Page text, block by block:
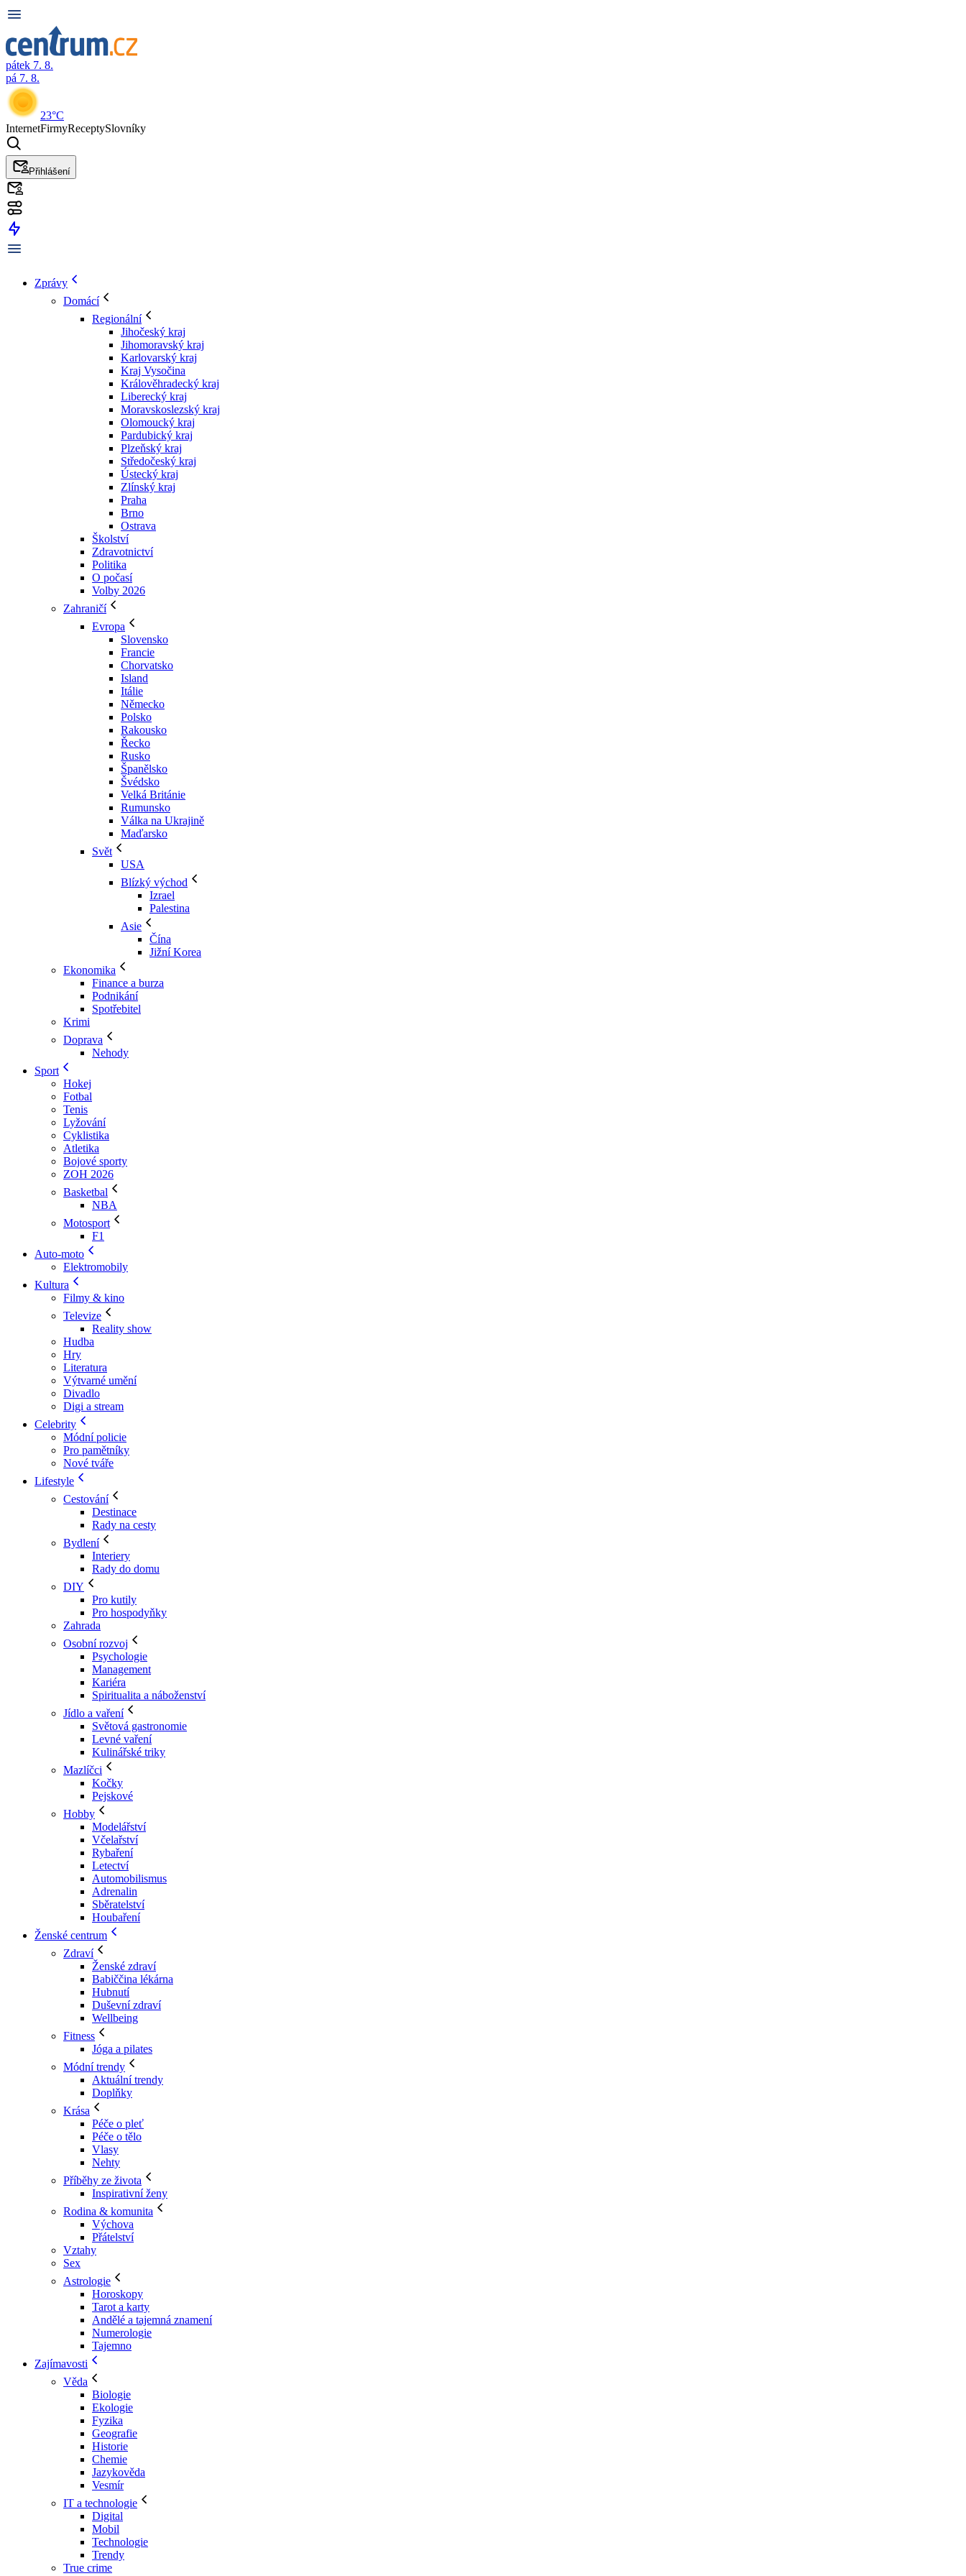
pátek 7. 8.
pá 7. 8.
23°C
InternetFirmyReceptySlovníky
Přihlášení
Zprávy
Domácí
Regionální
Jihočeský kraj
Jihomoravský kraj
Karlovarský kraj
Kraj Vysočina
Králověhradecký kraj
Liberecký kraj
Moravskoslezský kraj
Olomoucký kraj
Pardubický kraj
Plzeňský kraj
Středočeský kraj
Ústecký kraj
Zlínský kraj
Praha
Brno
Ostrava
Školství
Zdravotnictví
Politika
O počasí
Volby 2026
Zahraničí
Evropa
Slovensko
Francie
Chorvatsko
Island
Itálie
Německo
Polsko
Rakousko
Řecko
Rusko
Španělsko
Švédsko
Velká Británie
Rumunsko
Válka na Ukrajině
Maďarsko
Svět
USA
Blízký východ
Izrael
Palestina
Asie
Čína
Jižní Korea
Ekonomika
Finance a burza
Podnikání
Spotřebitel
Krimi
Doprava
Nehody
Sport
Hokej
Fotbal
Tenis
Lyžování
Cyklistika
Atletika
Bojové sporty
ZOH 2026
Basketbal
NBA
Motosport
F1
Auto-moto
Elektromobily
Kultura
Filmy & kino
Televize
Reality show
Hudba
Hry
Literatura
Výtvarné umění
Divadlo
Digi a stream
Celebrity
Módní policie
Pro pamětníky
Nové tváře
Lifestyle
Cestování
Destinace
Rady na cesty
Bydlení
Interiery
Rady do domu
DIY
Pro kutily
Pro hospodyňky
Zahrada
Osobní rozvoj
Psychologie
Management
Kariéra
Spiritualita a náboženství
Jídlo a vaření
Světová gastronomie
Levné vaření
Kulinářské triky
Mazlíčci
Kočky
Pejskové
Hobby
Modelářství
Včelařství
Rybaření
Letectví
Automobilismus
Adrenalin
Sběratelství
Houbaření
Ženské centrum
Zdraví
Ženské zdraví
Babiččina lékárna
Hubnutí
Duševní zdraví
Wellbeing
Fitness
Jóga a pilates
Módní trendy
Aktuální trendy
Doplňky
Krása
Péče o pleť
Péče o tělo
Vlasy
Nehty
Příběhy ze života
Inspirativní ženy
Rodina & komunita
Výchova
Přátelství
Vztahy
Sex
Astrologie
Horoskopy
Tarot a karty
Andělé a tajemná znamení
Numerologie
Tajemno
Zajímavosti
Věda
Biologie
Ekologie
Fyzika
Geografie
Historie
Chemie
Jazykověda
Vesmír
IT a technologie
Digital
Mobil
Technologie
Trendy
True crime